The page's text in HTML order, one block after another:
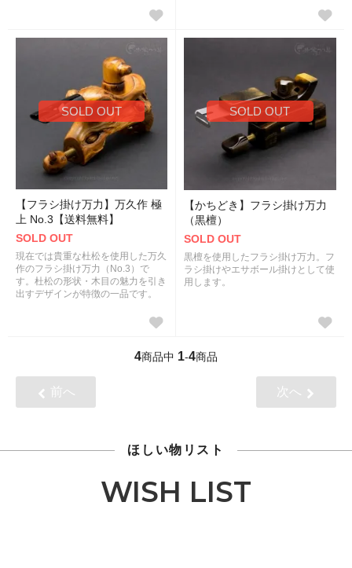
SOLD OUT
【フラシ掛け万力】万久作 極
上 No.3【送料無料】
SOLD OUT
現在では貴重な杜松を使用した万久
作のフラシ掛け万力（No.3）で
す。杜松の形状・木目の魅力を引き
出すデザインが特徴の一品です。
SOLD OUT
【かちどき】フラシ掛け万力
（黒檀）
SOLD OUT
黒檀を使用したフラシ掛け万力。フ
ラシ掛けやエサボール掛けとして使
用します。
4商品中 1-4商品
前へ 次へ
ほしい物リスト
WISH LIST